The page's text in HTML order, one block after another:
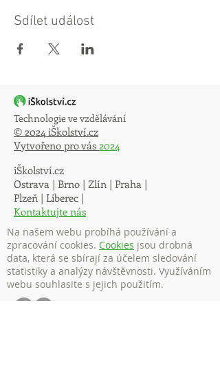
Sdílet událost
Technologie ve vzdělávání
© 2024 iŠkolství.cz
Vytvořeno pro vás 2024
iŠkolství.cz
Ostrava | Brno | Zlín | Praha |
Plzeň | Liberec |
Kontaktujte nás
Na našem webu probíhá používání a
zpracování cookies. Cookies jsou drobná
data, která se sbírají za účelem sledování
statistiky a analýzy návštěvnosti. Využíváním
webu souhlasite s jejich použitím.